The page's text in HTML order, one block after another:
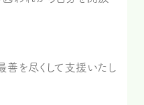
善を尽くして支援いたし